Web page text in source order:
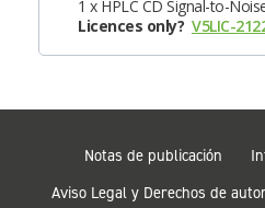
1 x HPLC CD Signal-to-
Licences only? V5LIC-
Notas de publicación
Aviso Legal y Derechos de